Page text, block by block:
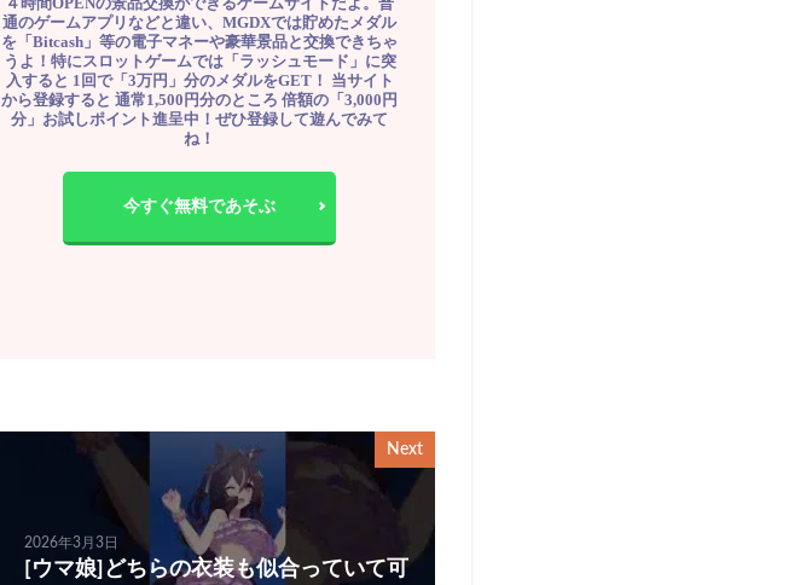
通のゲームアプリなどと違い、MGDXでは貯めたメダル
を「Bitcash」等の電子マネーや豪華景品と交換できちゃ
うよ！特にスロットゲームでは「ラッシュモード」に突
入すると 1回で「3万円」分のメダルをGET！ 当サイト
から登録すると 通常1,500円分のところ 倍額の「3,000円
分」お試しポイント進呈中！ぜひ登録して遊んでみて
ね！
今すぐ無料であそぶ
Next
2026年3月3日
[ウマ娘]どちらの衣装も似合っていて可